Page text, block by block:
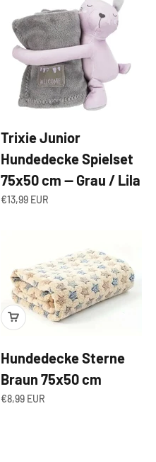
Trixie Junior
Hundedecke Spielset
75x50 cm — Grau / Lila
Angebot
€13,99 EUR
Hundedecke Sterne
Braun 75x50 cm
Angebot
€8,99 EUR